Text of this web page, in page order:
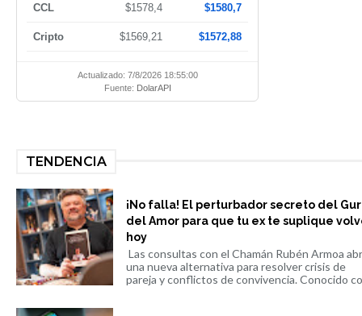
CCL $1578,4 $1580,7
Cripto $1569,21 $1572,88
Actualizado: 7/8/2026 18:55:00
Fuente: DolarAPI
TENDENCIA
¡No falla! El perturbador secreto del
del Amor para que tu ex te suplique
hoy
Las consultas con el Chamán Rubén Armoa
una nueva alternativa para resolver crisis de
pareja y conflictos de convivencia. Conocido